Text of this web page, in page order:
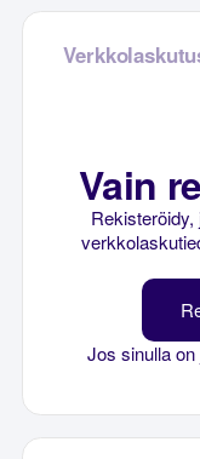
Vain
Jos sinulla